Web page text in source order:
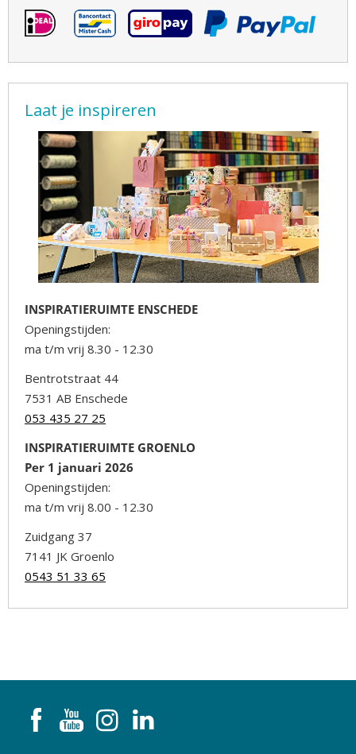
Laat je inspireren
INSPIRATIERUIMTE ENSCHEDE
Openingstijden:
ma t/m vrij 8.30 - 12.30
Bentrotstraat 44
7531 AB Enschede
053 435 27 25
INSPIRATIERUIMTE GROENLO
Per 1 januari 2026
Openingstijden:
ma t/m vrij 8.00 - 12.30
Zuidgang 37
7141 JK Groenlo
0543 51 33 65